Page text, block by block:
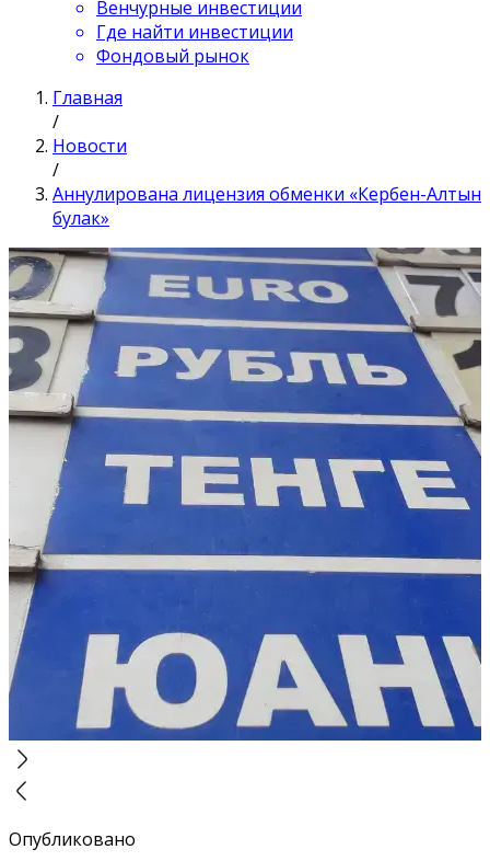
Венчурные инвестиции
Где найти инвестиции
Фондовый рынок
Главная
/
Новости
/
Аннулирована лицензия обменки «Кербен-Алтын
булак»
Опубликовано